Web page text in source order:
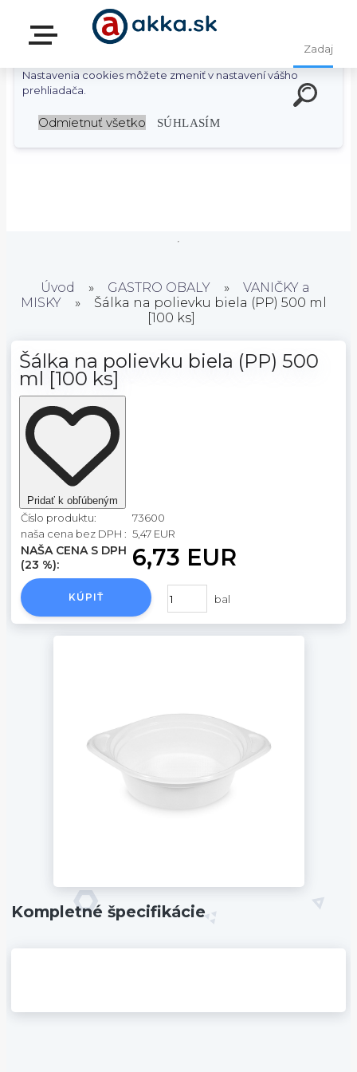
S cieľom uľahčiť užívateľom používať naše webové stránky
využívame cookies. Používaním našich stránok súhlasíte s
Nastavenia cookies môžete zmeniť v nastavení vášho
prehliadača.
Odmietnuť všetko SÚHLASÍM
Úvod » GASTRO OBALY »
VANIČKY a
MISKY
»
Šálka na polievku biela (PP) 500 ml
[100 ks]
Šálka na polievku biela (PP) 500
ml [100 ks]
Pridať k obľúbeným
Číslo produktu:
73600
naša cena bez DPH : 5,47 EUR
NAŠA CENA S DPH
(23 %):
6,73 EUR
bal
KÚPIŤ
Kompletné špecifikácie